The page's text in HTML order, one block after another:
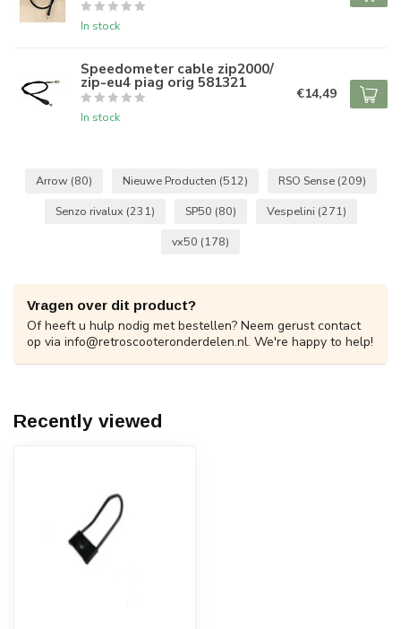
In stock
Speedometer cable zip2000/
zip-eu4 piag orig 581321
In stock
€14,49
Arrow (80) Nieuwe Producten (512) RSO Sense (209)
Senzo rivalux (231) SP50 (80) Vespelini (271)
vx50 (178)
Vragen over dit product?
Of heeft u hulp nodig met bestellen? Neem gerust contact
op via info@retroscooteronderdelen.nl. We're happy to help!
Recently viewed